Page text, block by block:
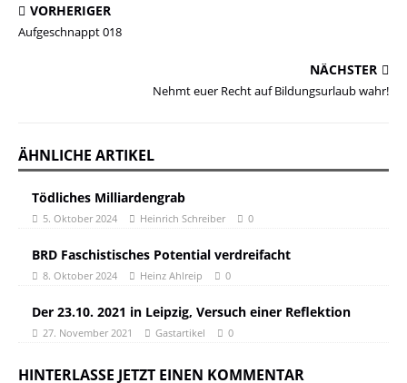
VORHERIGER
Aufgeschnappt 018
NÄCHSTER
Nehmt euer Recht auf Bildungsurlaub wahr!
ÄHNLICHE ARTIKEL
Tödliches Milliardengrab
5. Oktober 2024 Heinrich Schreiber 0
BRD Faschistisches Potential verdreifacht
8. Oktober 2024 Heinz Ahlreip 0
Der 23.10. 2021 in Leipzig, Versuch einer Reflektion
27. November 2021 Gastartikel 0
HINTERLASSE JETZT EINEN KOMMENTAR